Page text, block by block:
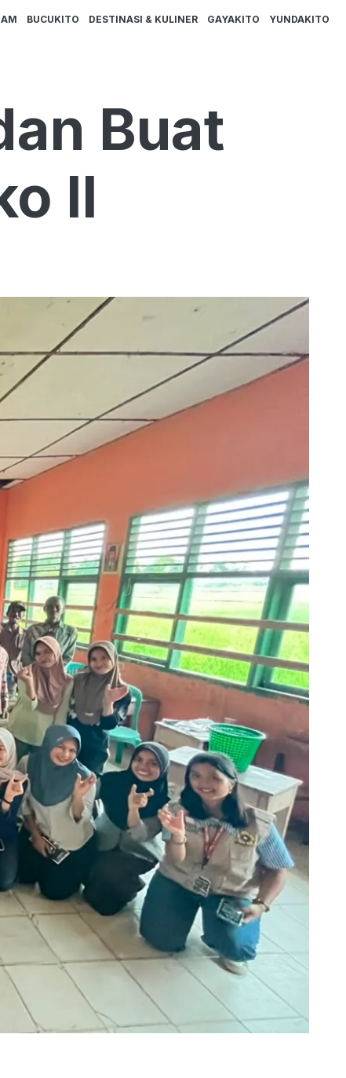
BUCUKITO DESTINASI & KULINER GAYAKITO YUNDAKITO
Buat
II